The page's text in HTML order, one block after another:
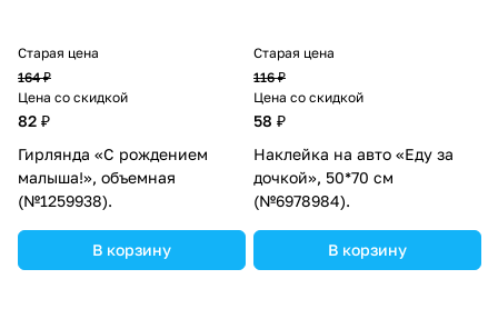
Старая цена
164 ₽
Цена со скидкой
82 ₽
Гирлянда «С рождением
малыша!», объемная
(№1259938).
В корзину
Старая цена
116 ₽
Цена со скидкой
58 ₽
Наклейка на авто «Еду за
дочкой», 50*70 см
(№6978984).
В корзину